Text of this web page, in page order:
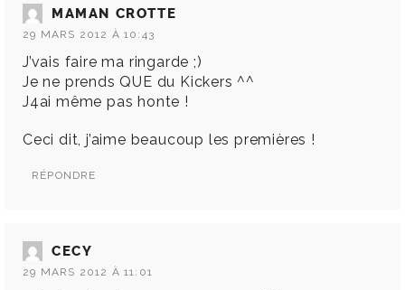
MAMAN CROTTE
29 MARS 2012 À 10:43
J’vais faire ma ringarde ;)
Je ne prends QUE du Kickers ^^
J4ai même pas honte !
Ceci dit, j’aime beaucoup les premières !
RÉPONDRE
CECY
29 MARS 2012 À 11:01